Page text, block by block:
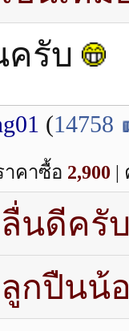
รับ
(14758
คาซื้อ 2,900 |
ลื่นดีครั
ลูกปืนน้